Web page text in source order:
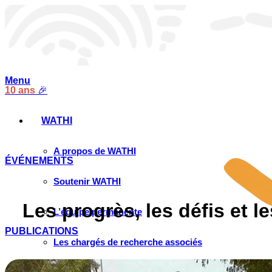
10 ans 🎉
ÉVÉNEMENTS
PUBLICATIONS
Menu
WATHI
A propos de WATHI
Soutenir WATHI
L’équipe permanente
Les chargés de recherche associés
Les progrès, les défis et